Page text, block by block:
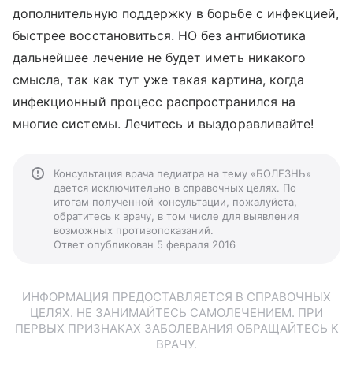
дополнительную поддержку в борьбе с инфекцией,
быстрее восстановиться. НО без антибиотика
дальнейшее лечение не будет иметь никакого
смысла, так как тут уже такая картина, когда
инфекционный процесс распространился на
многие системы. Лечитесь и выздоравливайте!
Консультация врача педиатра на тему «БОЛЕЗНЬ»
дается исключительно в справочных целях. По
итогам полученной консультации, пожалуйста,
обратитесь к врачу, в том числе для выявления
возможных противопоказаний.
Ответ опубликован 5 февраля 2016
ИНФОРМАЦИЯ ПРЕДОСТАВЛЯЕТСЯ В СПРАВОЧНЫХ
ЦЕЛЯХ. НЕ ЗАНИМАЙТЕСЬ САМОЛЕЧЕНИЕМ. ПРИ
ПЕРВЫХ ПРИЗНАКАХ ЗАБОЛЕВАНИЯ ОБРАЩАЙТЕСЬ К
ВРАЧУ.